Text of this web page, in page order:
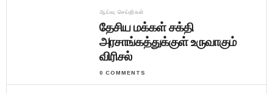
ஆய்வு செய்திகள்
தேசிய மக்கள் சக்தி
அரசாங்கத்துக்குள் உருவாகும்
விரிசல்
0 COMMENTS